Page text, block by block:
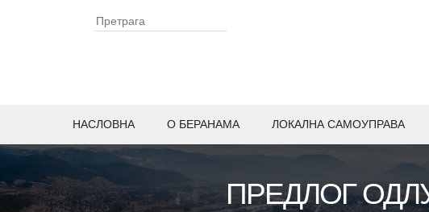
НАСЛОВНА O БЕРАНАМА ЛОКАЛНА САМОУПРАВА
ПРЕДЛОГ